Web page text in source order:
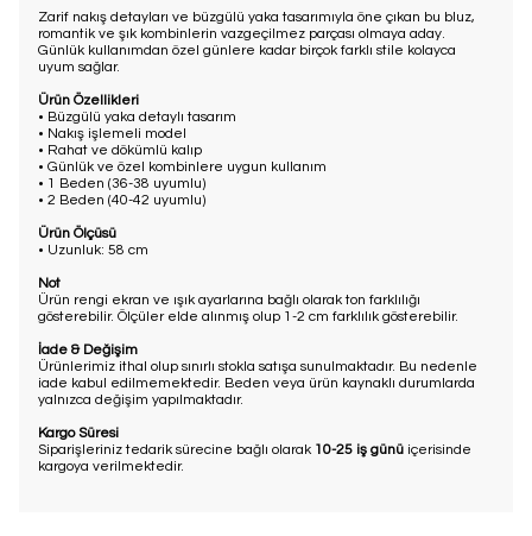
Zarif nakış detayları ve büzgülü yaka tasarımıyla öne çıkan bu bluz,
romantik ve şık kombinlerin vazgeçilmez parçası olmaya aday.
Günlük kullanımdan özel günlere kadar birçok farklı stile kolayca
uyum sağlar.
Ürün Özellikleri
• Büzgülü yaka detaylı tasarım
• Nakış işlemeli model
• Rahat ve dökümlü kalıp
• Günlük ve özel kombinlere uygun kullanım
• 1 Beden (36-38 uyumlu)
• 2 Beden (40-42 uyumlu)
Ürün Ölçüsü
• Uzunluk: 58 cm
Not
Ürün rengi ekran ve ışık ayarlarına bağlı olarak ton farklılığı
gösterebilir. Ölçüler elde alınmış olup 1-2 cm farklılık gösterebilir.
İade & Değişim
Ürünlerimiz ithal olup sınırlı stokla satışa sunulmaktadır. Bu nedenle
iade kabul edilmemektedir. Beden veya ürün kaynaklı durumlarda
yalnızca değişim yapılmaktadır.
Kargo Süresi
Siparişleriniz tedarik sürecine bağlı olarak 10-25 iş günü içerisinde
kargoya verilmektedir.